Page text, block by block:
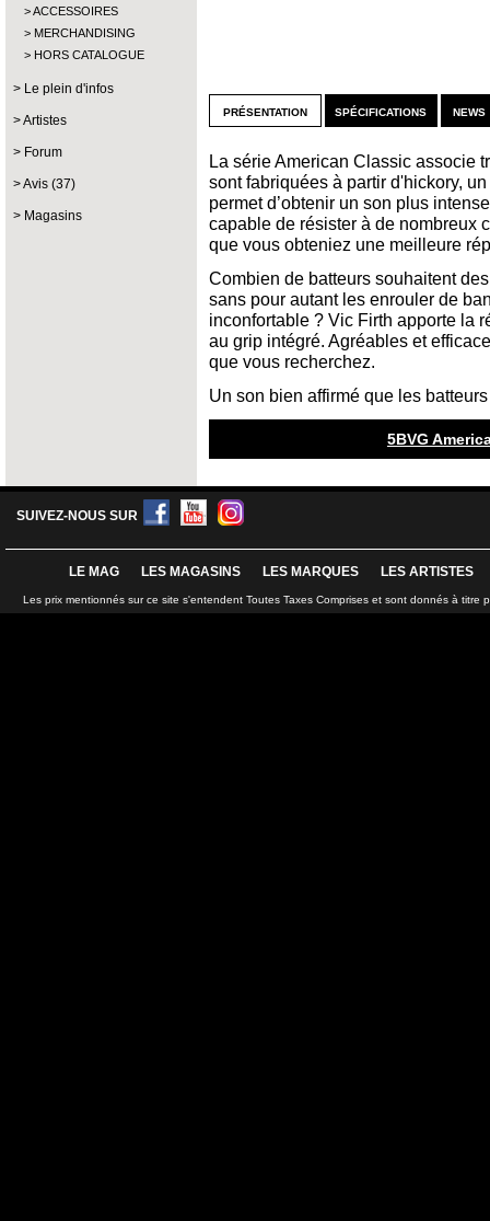
ACCESSOIRES
MERCHANDISING
HORS CATALOGUE
Le plein d'infos
Artistes
Forum
Avis (37)
Magasins
présentation
La série American Classic associe
sont fabriquées à partir d'hickory,
permet d’obtenir un son plus
capable de résister à de nombreux
que vous obteniez une meilleure
Combien de batteurs souhaitent
sans pour autant les enrouler de
inconfortable ? Vic Firth apporte la
au grip intégré. Agréables et
que vous recherchez.
Un son bien affirmé que les
spécifications
5BVG
SUIVEZ-NOUS SUR
LE MAG LES MAGASINS LES MARQUES LES ARTISTES
Les prix mentionnés sur ce site s'entendent Toutes Taxes Comprises et sont donnés à